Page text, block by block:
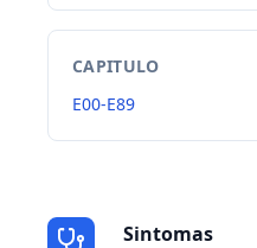
CAPITULO
E00-E89
Sintomas